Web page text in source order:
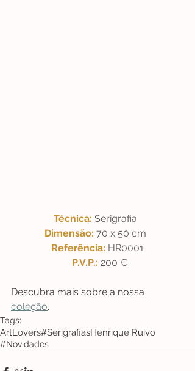
Técnica: Serigrafia
Dimensão: 70 x 50 cm
Referência: HR0001
P.V.P.: 200 €
Descubra mais sobre a nossa
coleção.
Tags:
ArtLovers#SerigrafiasHenrique Ruivo
#Novidades